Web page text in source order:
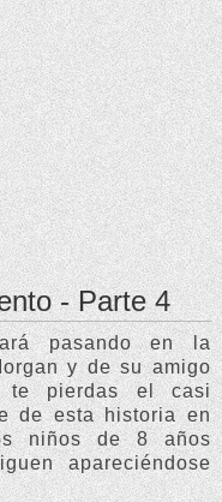
- Parte 4
pasando en la
y de su amigo
te pierdas el casi
de esta historia en
niños de 8 años
apareciéndose